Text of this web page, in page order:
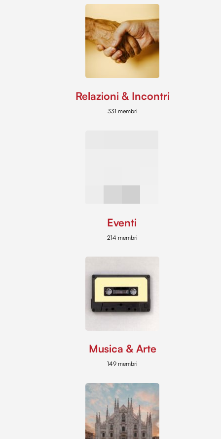
Relazioni & Incontri
331 membri
Eventi
214 membri
Musica & Arte
149 membri